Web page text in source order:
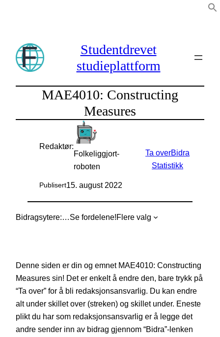
Studentdrevet
studieplattform
MAE4010: Constructing
Measures
Redaktør:
Folkeliggjort-
roboten
Publisert15. august 2022
Ta overBidra
Statistikk
Bidragsytere: Se fordelene!Flere valg
Denne siden er din og emnet MAE4010: Constructing
Measures sin! Det er enkelt å endre den, bare trykk på
“Ta over” for å bli redaksjonsansvarlig. Du kan endre
alt under skillet over (streken) og skillet under. Eneste
plikt du har som redaksjonsansvarlig er å legge det
andre sender inn av bidrag gjennom “Bidra”-lenken